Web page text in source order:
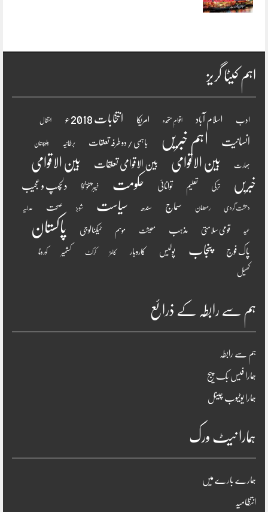
اہم کیٹا گریز
ادب اسلام آباد اقوامِ متحدہ امریکا انتخابات 2018ء انتقال
انسانیت اہم خبریں باہمی / دو طرفہ تعلقات برطانیہ بلوچستان
بھارت بین الاقوامی بین الاقوامی تعلقات
بین الاقوامی
خبریں
ترکی تعلیم توانائی حکومت خیبر پختونخوا دلچسپ و عجیب
دھشت گردی رمضان سماج سندھ سیاست شوبز صحت عدلیہ
عید قومی سلامتی مذہب معیشت موسم ٹیکنالوجی پاکستان
پاک فوج پنجاب پولیس کاروبار کالمز کرکٹ کشمیر کورونا
کھیل
ہم سے رابطہ کے ذرائع
ہم سے رابطہ
ہمارا فیس بک پیج
ہمارا یوٹیوب چینل
ہمارا نیٹ ورک
ہمارے بارے میں
انتظامیہ